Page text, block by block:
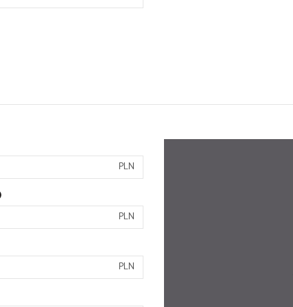
PLN
PLN
PLN